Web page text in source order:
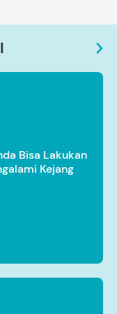
Bisa Lakukan
Kejang